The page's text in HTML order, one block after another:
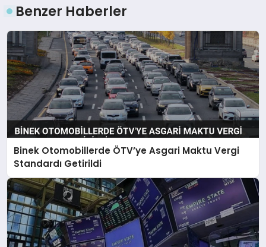
Benzer Haberler
Binek Otomobillerde ÖTV’ye Asgari Maktu Vergi
Standardı Getirildi